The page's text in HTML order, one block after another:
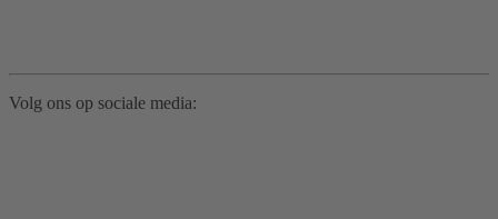
Volg ons op sociale media: